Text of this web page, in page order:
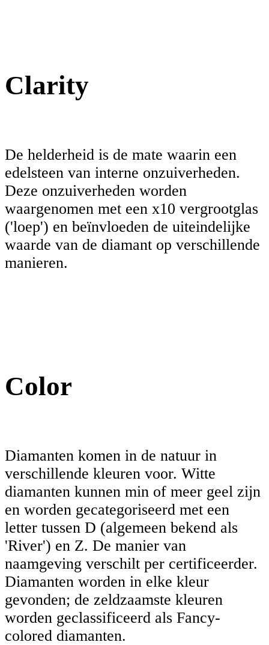
Clarity
De helderheid is de mate waarin een
edelsteen van interne onzuiverheden.
Deze onzuiverheden worden
waargenomen met een x10 vergrootglas
('loep') en beïnvloeden de uiteindelijke
waarde van de diamant op verschillende
manieren.
Color
Diamanten komen in de natuur in
verschillende kleuren voor. Witte
diamanten kunnen min of meer geel zijn
en worden gecategoriseerd met een
letter tussen D (algemeen bekend als
'River') en Z. De manier van
naamgeving verschilt per certificeerder.
Diamanten worden in elke kleur
gevonden; de zeldzaamste kleuren
worden geclassificeerd als Fancy-
colored diamanten.